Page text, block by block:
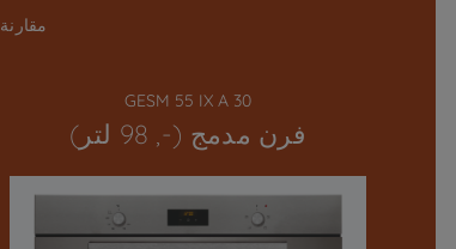
مقارنة
GESM 55 IX A 30
فرن مدمج (-, 98 لتر)